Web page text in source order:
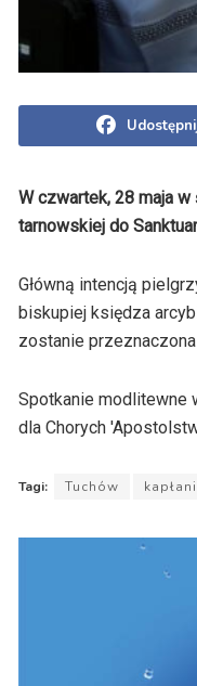
W czwartek, 28 maja
tarnowskiej do
Główną intencją
biskupiej księdza
zostanie
Spotkanie modlitewne
dla Chorych
Tagi: Tuchów kapłani